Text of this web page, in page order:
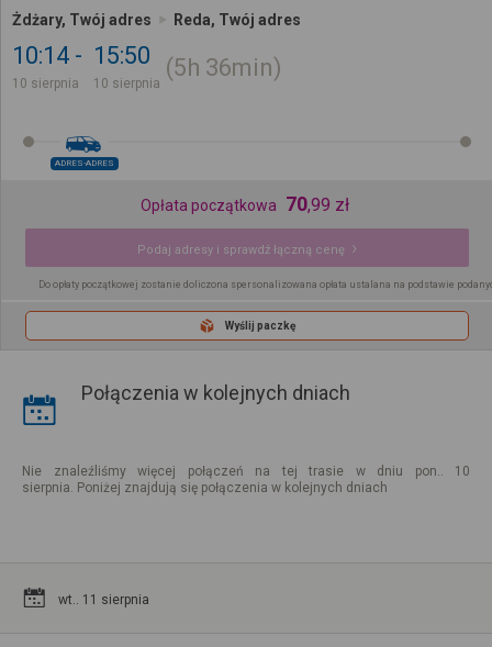
Żdżary, Twój adres Reda, Twój adres
10:14
10 sierpnia
15:50
10 sierpnia
5h 36min
ADRES-ADRES
Opłata początkowa 70,99 zł
Podaj adresy i sprawdź łączną cenę
Do opłaty początkowej zostanie doliczona spersonalizowana opłata ustalana na podstawie
Wyślij paczkę
Połączenia w kolejnych dniach
Nie znaleźliśmy więcej połączeń na tej trasie w dniu pon.. 10
sierpnia. Poniżej znajdują się połączenia w kolejnych dniach
wt.. 11 sierpnia